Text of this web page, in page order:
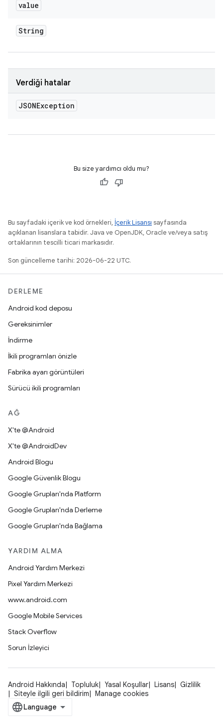
value
String
Verdiği hatalar
JSONException
Bu size yardımcı oldu mu?
Bu sayfadaki içerik ve kod örnekleri, İçerik Lisansı sayfasında
açıklanan lisanslara tabidir. Java ve OpenJDK, Oracle ve/veya satış
ortaklarının tescilli ticari markasıdır.
Son güncelleme tarihi: 2026-06-22 UTC.
DERLEME
Android kod deposu
Gereksinimler
İndirme
İkili programları önizle
Fabrika ayarı görüntüleri
Sürücü ikili programları
AĞ
X'te @Android
X'te @AndroidDev
Android Blogu
Google Güvenlik Blogu
Google Grupları'nda Platform
Google Grupları'nda Derleme
Google Grupları'nda Bağlama
YARDIM ALMA
Android Yardım Merkezi
Pixel Yardım Merkezi
www.android.com
Google Mobile Services
Stack Overflow
Sorun İzleyici
Android Hakkında Topluluk Yasal Koşullar Lisans
Gizlilik
Siteyle ilgili geri bildirim
Manage cookies